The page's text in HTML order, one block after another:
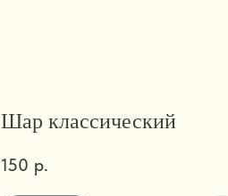
Шар классический
150 р.